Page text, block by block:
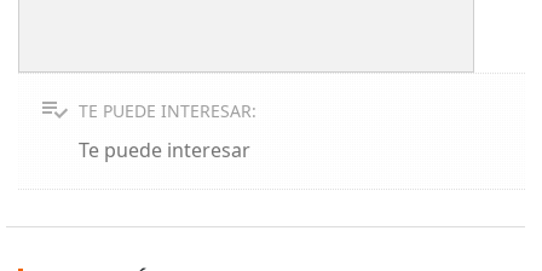
TE PUEDE INTERESAR:
Te puede interesar